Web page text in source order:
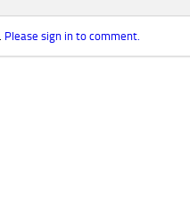
Please sign in to comment.